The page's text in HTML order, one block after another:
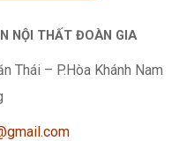
NỘI THẤT ĐOÀN GIA
Thái – P.Hòa Khánh Nam